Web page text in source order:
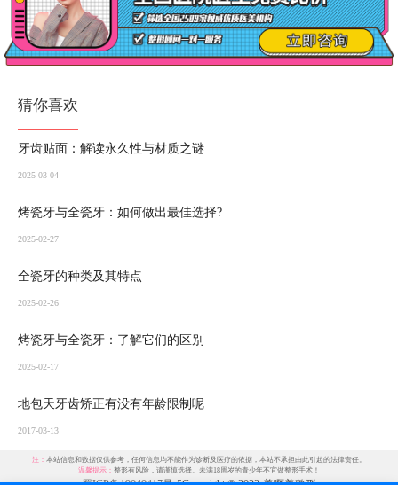
猜你喜欢
牙齿贴面：解读永久性与材质之谜
2025-03-04
烤瓷牙与全瓷牙：如何做出最佳选择?
2025-02-27
全瓷牙的种类及其特点
2025-02-26
烤瓷牙与全瓷牙：了解它们的区别
2025-02-17
地包天牙齿矫正有没有年龄限制呢
2017-03-13
注： 本站信息和数据仅供参考，任何信息均不能作为诊断及医疗的依据，本站不承担由此引起的法律责任。
温馨提示： 整形有风险，请谨慎选择。未满18周岁的青少年不宜做整形手术！